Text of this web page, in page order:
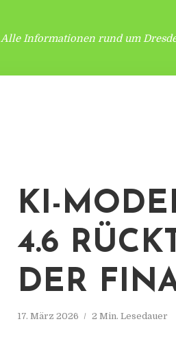
Alle Informationen rund um
KI-
4.6
DER
17. März 2026 2 Min. Lesedauer